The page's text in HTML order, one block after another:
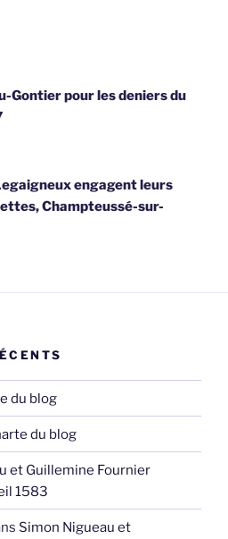
Gontier pour les deniers du
engagent leurs
Champteussé-sur-
du blog
du blog
et Guillemine Fournier
1583
Simon Nigueau et